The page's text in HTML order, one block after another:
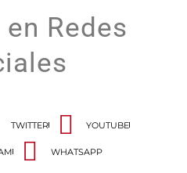
Redes
TWITTER YOUTUBE
WHATSAPP